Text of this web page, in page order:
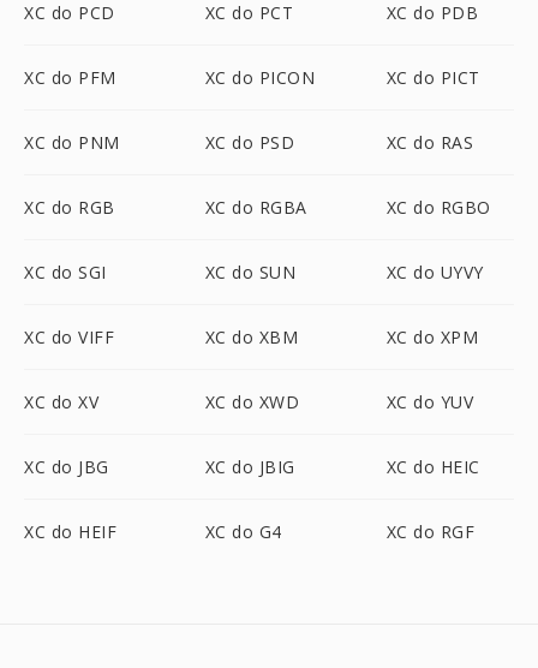
XC do PCD XC do PCT XC do PDB
XC do PFM XC do PICON XC do PICT
XC do PNM XC do PSD XC do RAS
XC do RGB XC do RGBA XC do RGBO
XC do SGI XC do SUN XC do UYVY
XC do VIFF XC do XBM XC do XPM
XC do XV XC do XWD XC do YUV
XC do JBG XC do JBIG XC do HEIC
XC do HEIF XC do G4 XC do RGF